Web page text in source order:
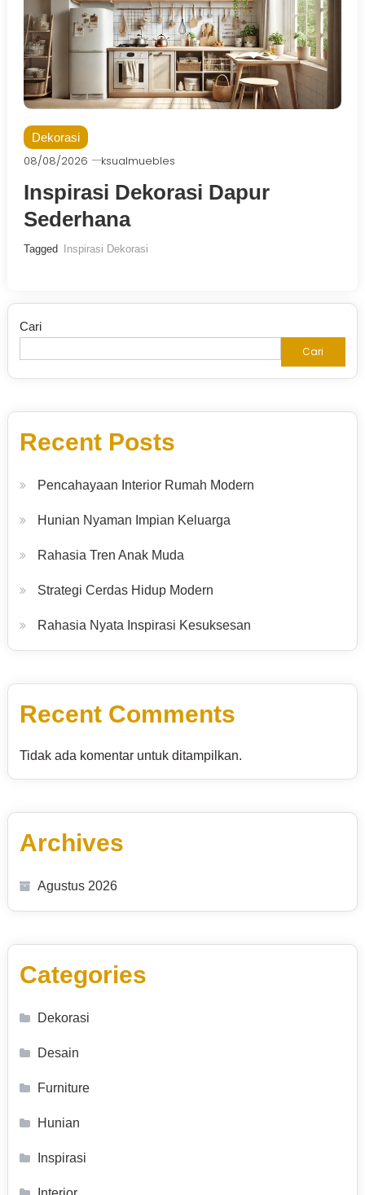
Dekorasi
08/08/2026 ksualmuebles
Inspirasi Dekorasi Dapur
Sederhana
Tagged Inspirasi Dekorasi
Cari
Cari
Recent Posts
Pencahayaan Interior Rumah Modern
Hunian Nyaman Impian Keluarga
Rahasia Tren Anak Muda
Strategi Cerdas Hidup Modern
Rahasia Nyata Inspirasi Kesuksesan
Recent Comments
Tidak ada komentar untuk ditampilkan.
Archives
Agustus 2026
Categories
Dekorasi
Desain
Furniture
Hunian
Inspirasi